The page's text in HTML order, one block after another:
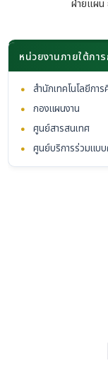
ฝ่ายแผน
หน่วยงานภายใต้กา
• สำนักเทคโนโลยีการ
• กองแผนงาน
• ศูนย์สารสนเทศ
• ศูนย์บริการร่วมแบ